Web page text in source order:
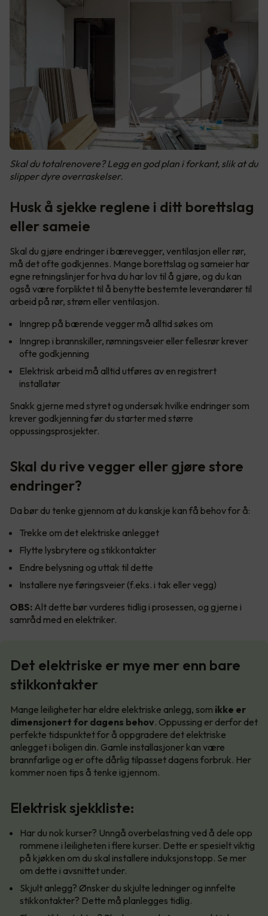
Skal du totalrenovere? Legg en god plan i forkant, slik at du
slipper dyre overraskelser.
Husk å sjekke reglene i ditt borettslag
eller sameie
Skal du gjøre endringer i bærevegger, ventilasjon eller rør,
må det ofte godkjennes. Mange borettslag og sameier har
egne retningslinjer for hva du har lov til å gjøre, og du kan
også være forpliktet til å benytte bestemte leverandører til
arbeid på rør, strøm eller ventilasjon.
Inngrep på bærende vegger må alltid søkes om
Inngrep i brannskiller, rømningsveier eller fellesrør krever
ofte godkjenning
Elektrisk arbeid må alltid utføres av en registrert
installatør
Snakk gjerne med styret og undersøk hvilke endringer som
krever godkjenning før du starter med større
oppussingsprosjekter.
Skal du rive vegger eller gjøre store
endringer?
Da bør du tenke gjennom at du kanskje kan få behov for å:
Trekke om det elektriske anlegget
Flytte lysbrytere og stikkontakter
Endre belysning og uttak til dette
Installere nye føringsveier (f.eks. i tak eller vegg)
OBS: Alt dette bør vurderes tidlig i prosessen, og gjerne i
samråd med en elektriker.
Det elektriske er mye mer enn bare
stikkontakter
Mange leiligheter har eldre elektriske anlegg, som ikke er
dimensjonert for dagens behov. Oppussing er derfor det
perfekte tidspunktet for å oppgradere det elektriske
anlegget i boligen din. Gamle installasjoner kan være
brannfarlige og er ofte dårlig tilpasset dagens forbruk. Her
kommer noen tips å tenke igjennom.
Elektrisk sjekkliste:
Har du nok kurser? Unngå overbelastning ved å dele opp
rommene i leiligheten i flere kurser. Dette er spesielt viktig
på kjøkken om du skal installere induksjonstopp. Se mer
om dette i avsnittet under.
Skjult anlegg? Ønsker du skjulte ledninger og innfelte
stikkontakter? Dette må planlegges tidlig.